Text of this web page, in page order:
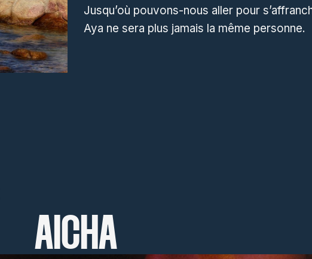
Jusqu’où pouvons-nous aller pour
Aya ne sera plus jamais la même personne.
AÏCHA